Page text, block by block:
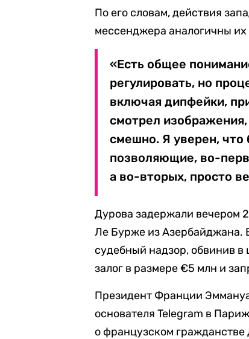
По его словам, действия
мессенджера аналогичны
«Есть общее
регулировать, но
включая дипфейки,
смотрел
смешно. Я уверен, что
позволяющие, во-
а во-вторых, просто
Дурова задержали вечером
Ле Бурже из Азербайджана.
судебный надзор, обвинив
залог в размере €5 млн и
Президент Франции
основателя Telegram в
о французском